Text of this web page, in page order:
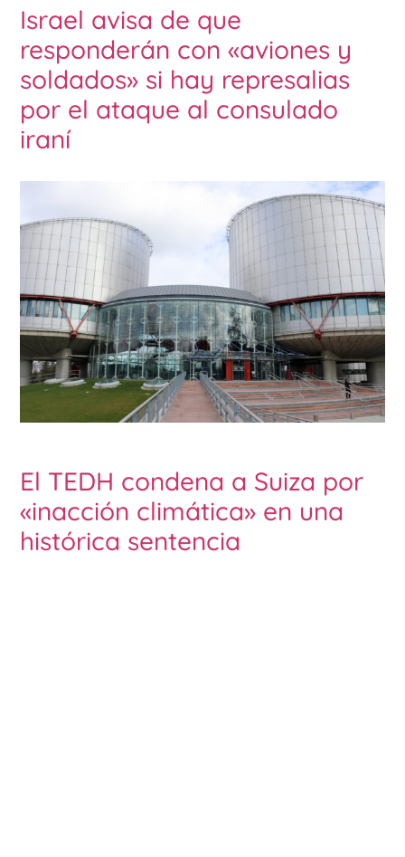
Israel avisa de que
responderán con «aviones y
soldados» si hay represalias
por el ataque al consulado
iraní
El TEDH condena a Suiza por
«inacción climática» en una
histórica sentencia